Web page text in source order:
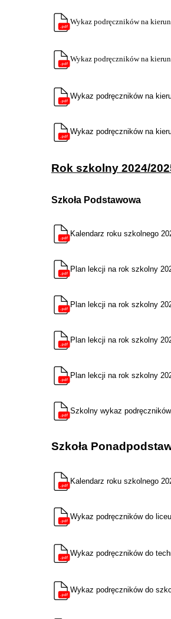
Wykaz podręczników na
Wykaz podręczników na
Wykaz podręczników na
Wykaz podręczników na
Rok szkolny 2024/
Szkoła Podstawowa
Kalendarz roku szkolnego
Plan lekcji na rok szkolny
Plan lekcji na rok szkolny
Plan lekcji na rok szkolny
Plan lekcji na rok szkolny
Szkolny wykaz
Szkoła
Kalendarz roku szkolnego
Wykaz podręczników do
Wykaz podręczników do
Wykaz podręczników do